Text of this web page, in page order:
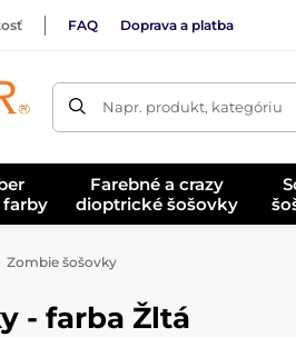
FAQ Doprava a platba
Napr. produkt, kategóriu
farby
Farebné a crazy
dioptrické šošovky
Zombie šošovky
- farba Žltá